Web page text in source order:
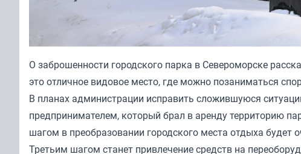
О заброшенности городского парка в Североморске
это отличное видовое место, где можно позаниматься
В планах администрации исправить сложившуюся
предпринимателем, который брал в аренду территорию
шагом в преобразовании городского места отдыха будет
Третьим шагом станет привлечение средств на